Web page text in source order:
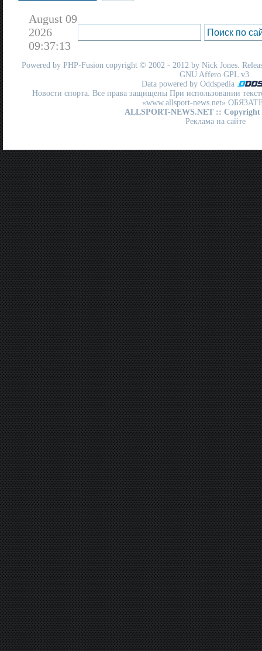
August 09
2026
09:37:13
Powered by PHP-Fusion copyright © 2002 - 2012 by Nick Jones.
GNU Affero GPL v3.
Data powered by Oddspedia
Новости спорта. Все права защищены При использовании
«www.allsport-news.net»
ALLSPORT-NEWS.NET :: Copyright
Реклама на сайте